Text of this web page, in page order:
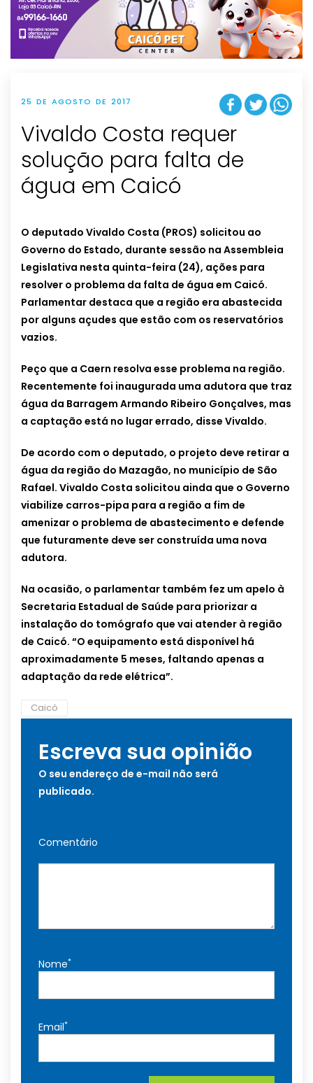
t
i
o
n
25 DE AGOSTO DE 2017
Vivaldo Costa requer
solução para falta de
água em Caicó
O deputado Vivaldo Costa (PROS) solicitou ao
Governo do Estado, durante sessão na Assembleia
Legislativa nesta quinta-feira (24), ações para
resolver o problema da falta de água em Caicó.
Parlamentar destaca que a região era abastecida
por alguns açudes que estão com os reservatórios
vazios.
Peço que a Caern resolva esse problema na região.
Recentemente foi inaugurada uma adutora que traz
água da Barragem Armando Ribeiro Gonçalves, mas
a captação está no lugar errado, disse Vivaldo.
De acordo com o deputado, o projeto deve retirar a
água da região do Mazagão, no município de São
Rafael. Vivaldo Costa solicitou ainda que o Governo
viabilize carros-pipa para a região a fim de
amenizar o problema de abastecimento e defende
que futuramente deve ser construída uma nova
adutora.
Na ocasião, o parlamentar também fez um apelo à
Secretaria Estadual de Saúde para priorizar a
instalação do tomógrafo que vai atender à região
de Caicó. “O equipamento está disponível há
aproximadamente 5 meses, faltando apenas a
adaptação da rede elétrica”.
Caicó
Escreva sua opinião
O seu endereço de e-mail não será
publicado.
Comentário
Nome*
Email*